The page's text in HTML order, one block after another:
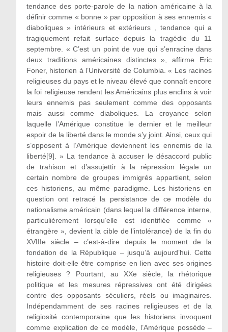
tendance des porte-parole de la nation américaine à la
définir comme « bonne » par opposition à ses ennemis «
diaboliques » intérieurs et extérieurs , tendance qui a
tragiquement refait surface depuis la tragédie du 11
septembre. « C’est un point de vue qui s’enracine dans
deux traditions américaines distinctes », affirme Eric
Foner, historien à l’Université de Columbia. « Les racines
religieuses du pays et le niveau élevé que connaît encore
la foi religieuse rendent les Américains plus enclins à voir
leurs ennemis pas seulement comme des opposants
mais aussi comme diaboliques. La croyance selon
laquelle l’Amérique constitue le dernier et le meilleur
espoir de la liberté dans le monde s’y joint. Ainsi, ceux qui
s’opposent à l’Amérique deviennent les ennemis de la
liberté[9]. » La tendance à accuser le désaccord public
de trahison et d’assujettir à la répression légale un
certain nombre de groupes immigrés appartient, selon
ces historiens, au même paradigme. Les historiens en
question ont retracé la persistance de ce modèle du
nationalisme américain (dans lequel la différence interne,
particulièrement lorsqu’elle est identifiée comme «
étrangère », devient la cible de l’intolérance) de la fin du
XVIIIe siècle – c’est-à-dire depuis le moment de la
fondation de la République – jusqu’à aujourd’hui. Cette
histoire doit-elle être comprise en lien avec ses origines
religieuses ? Pourtant, au XXe siècle, la rhétorique
politique et les mesures répressives ont été dirigées
contre des opposants séculiers, réels ou imaginaires.
Indépendamment de ses racines religieuses et de la
religiosité contemporaine que les historiens invoquent
comme explication de ce modèle, l’Amérique possède –